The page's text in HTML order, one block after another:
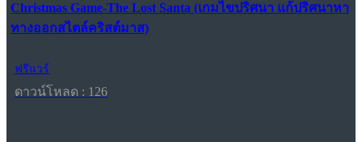
Christmas Game-The Lost Santa (เกมไขปริศนา แก้ปริศนาหา
ทางออกสไตล์คริสต์มาส)
ฟรีแวร์
ดาวน์โหลด : 126